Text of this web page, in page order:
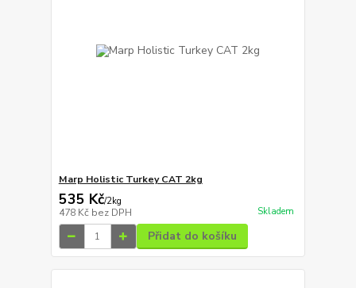
Marp Holistic Turkey CAT 2kg
535 Kč/2kg
478 Kč bez DPH Skladem
Přidat do košíku